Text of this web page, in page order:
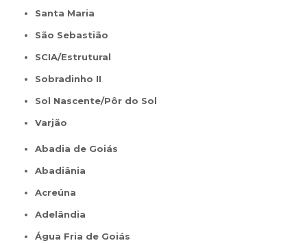
Santa Maria
São Sebastião
SCIA/Estrutural
Sobradinho II
Sol Nascente/Pôr do Sol
Varjão
Abadia de Goiás
Abadiânia
Acreúna
Adelândia
Água Fria de Goiás